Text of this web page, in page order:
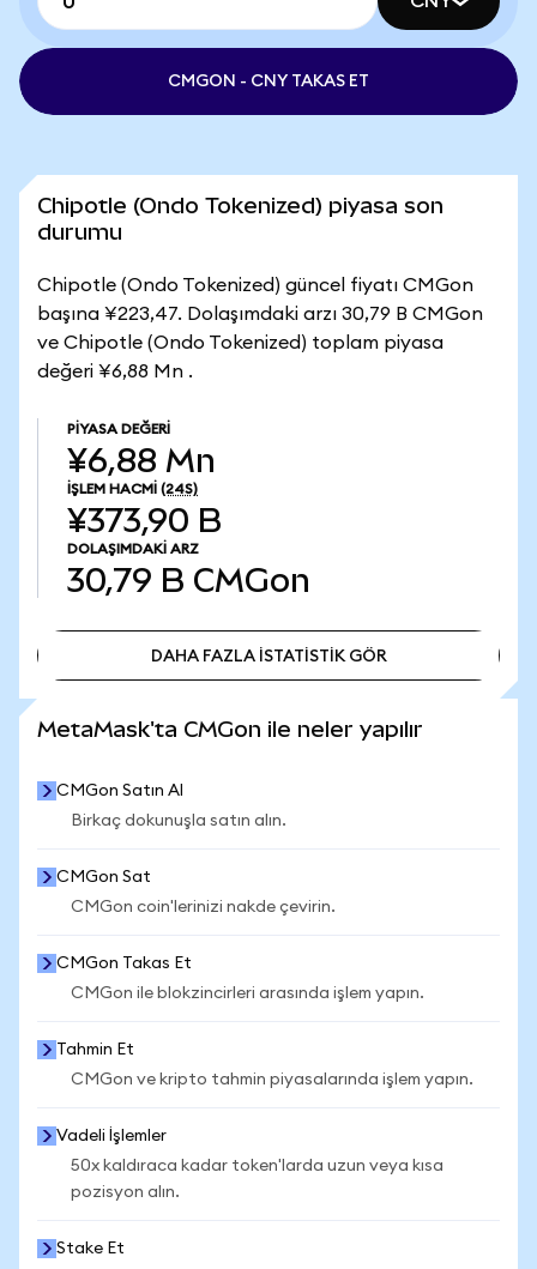
CMGON - CNY TAKAS ET
Chipotle (Ondo Tokenized) piyasa son
durumu
Chipotle (Ondo Tokenized) güncel fiyatı CMGon
başına ¥223,47. Dolaşımdaki arzı 30,79 B CMGon
ve Chipotle (Ondo Tokenized) toplam piyasa
değeri ¥6,88 Mn .
PIYASA DEĞERI
¥6,88 Mn
İŞLEM HACMI (24S)
¥373,90 B
DOLAŞIMDAKI ARZ
30,79 B CMGon
DAHA FAZLA İSTATİSTİK GÖR
MetaMask'ta CMGon ile neler yapılır
CMGon Satın Al
Birkaç dokunuşla satın alın.
CMGon Sat
CMGon coin'lerinizi nakde çevirin.
CMGon Takas Et
CMGon ile blokzincirleri arasında işlem yapın.
Tahmin Et
CMGon ve kripto tahmin piyasalarında işlem yapın.
Vadeli İşlemler
50x kaldıraca kadar token'larda uzun veya kısa
pozisyon alın.
Stake Et